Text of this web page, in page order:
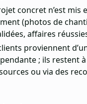
concret n’est mis
(photos de
affaires
proviennent
; ils restent
ou via des